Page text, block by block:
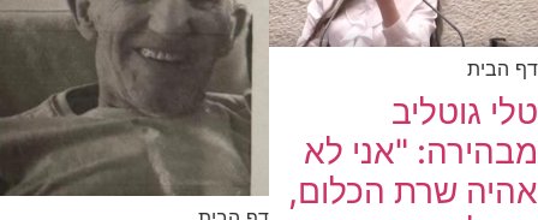
דף הבית
טלי גוטליב
מבהירה: "אני לא
אהיה שרת הכלום,